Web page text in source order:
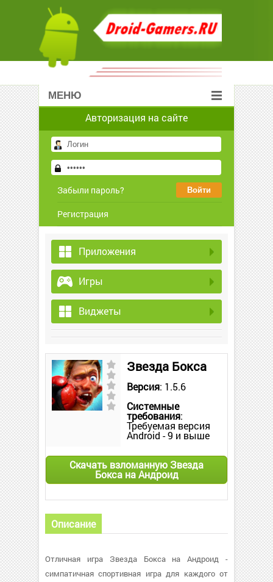
МЕНЮ
Авторизация на сайте
Забыли пароль?
Регистрация
Приложения
Игры
Виджеты
Звезда Бокса
Версия: 1.5.6
Системные
требования:
Требуемая версия
Android - 9 и выше
Скачать взломанную Звезда
Бокса на Андроид
Описание
Отличная игра Звезда Бокса на Андроид -
симпатичная спортивная игра для каждого от